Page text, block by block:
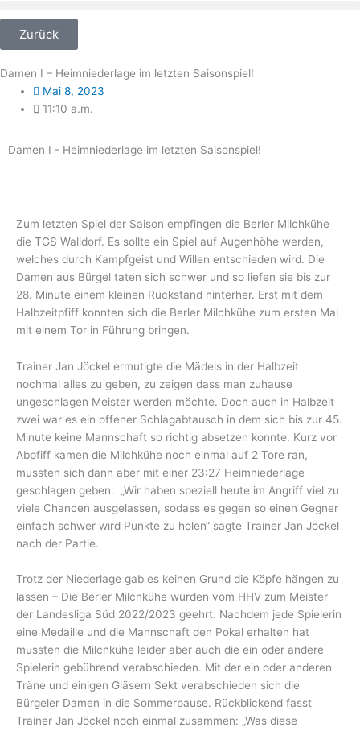
Zurück
Damen I – Heimniederlage im letzten Saisonspiel!
Mai 8, 2023
11:10 a.m.
Damen I - Heimniederlage im letzten Saisonspiel!
Zum letzten Spiel der Saison empfingen die Berler Milchkühe
die TGS Walldorf. Es sollte ein Spiel auf Augenhöhe werden,
welches durch Kampfgeist und Willen entschieden wird. Die
Damen aus Bürgel taten sich schwer und so liefen sie bis zur
28. Minute einem kleinen Rückstand hinterher. Erst mit dem
Halbzeitpfiff konnten sich die Berler Milchkühe zum ersten Mal
mit einem Tor in Führung bringen.
Trainer Jan Jöckel ermutigte die Mädels in der Halbzeit
nochmal alles zu geben, zu zeigen dass man zuhause
ungeschlagen Meister werden möchte. Doch auch in Halbzeit
zwei war es ein offener Schlagabtausch in dem sich bis zur 45.
Minute keine Mannschaft so richtig absetzen konnte. Kurz vor
Abpfiff kamen die Milchkühe noch einmal auf 2 Tore ran,
mussten sich dann aber mit einer 23:27 Heimniederlage
geschlagen geben. „Wir haben speziell heute im Angriff viel zu
viele Chancen ausgelassen, sodass es gegen so einen Gegner
einfach schwer wird Punkte zu holen“ sagte Trainer Jan Jöckel
nach der Partie.
Trotz der Niederlage gab es keinen Grund die Köpfe hängen zu
lassen – Die Berler Milchkühe wurden vom HHV zum Meister
der Landesliga Süd 2022/2023 geehrt. Nachdem jede Spielerin
eine Medaille und die Mannschaft den Pokal erhalten hat
mussten die Milchkühe leider aber auch die ein oder andere
Spielerin gebührend verabschieden. Mit der ein oder anderen
Träne und einigen Gläsern Sekt verabschieden sich die
Bürgeler Damen in die Sommerpause. Rückblickend fasst
Trainer Jan Jöckel noch einmal zusammen: „Was diese